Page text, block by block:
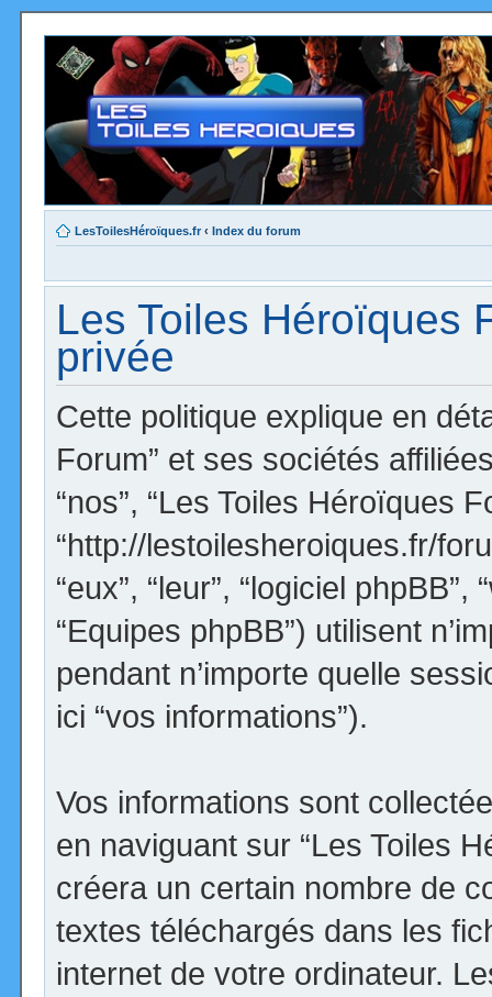
LesToilesHéroïques.fr ‹ Index du forum
Les Toiles Héroïques
privée
Cette politique explique en
Forum” et ses sociétés
“nos”, “Les Toiles Héroïques
“http://lestoilesheroiques.fr/
“eux”, “leur”, “logiciel
“Equipes phpBB”) utilisent
pendant n’importe quelle
ici “vos informations”).
Vos informations sont
en naviguant sur “Les Toiles
créera un certain nombre de
textes téléchargés dans les
internet de votre ordinateur.